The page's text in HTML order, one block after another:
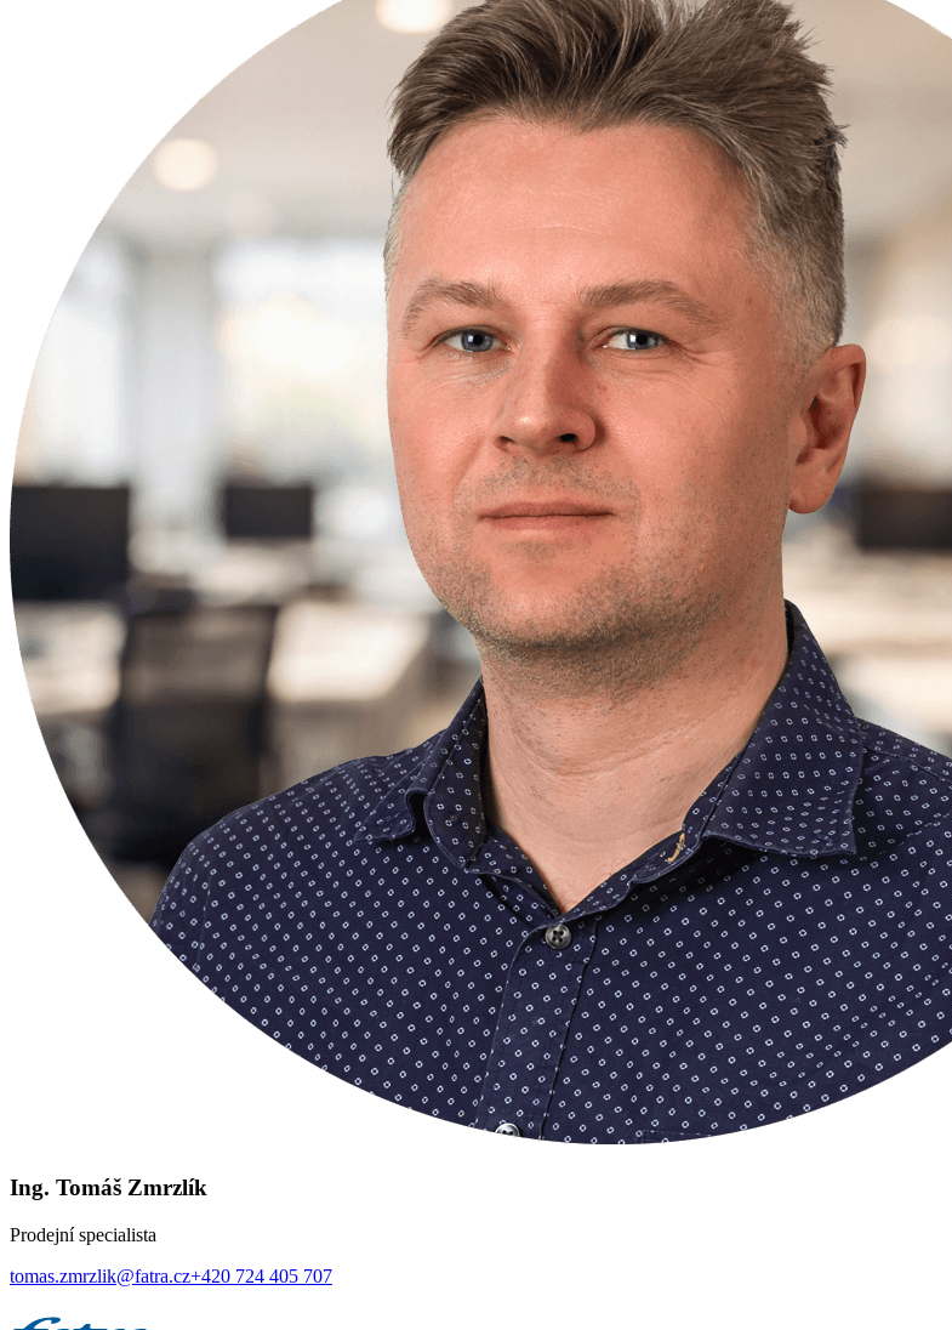
Ing. Tomáš Zmrzlík
Prodejní specialista
tomas.zmrzlik@fatra.cz+420 724 405 707